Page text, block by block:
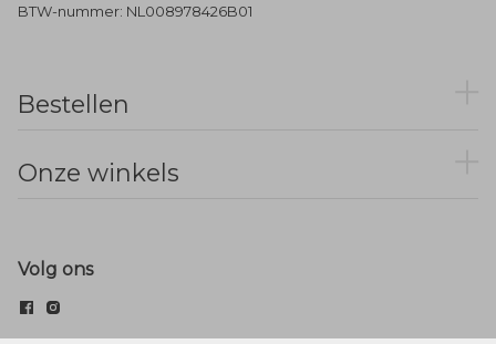
BTW-nummer: NL008978426B01
Bestellen
Onze winkels
Volg ons